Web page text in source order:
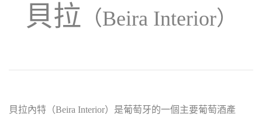
貝拉 （Beira Interior）
貝拉內特（Beira Interior）是葡萄牙的一個主要葡萄酒產